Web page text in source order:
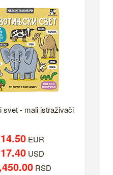
svet - mali istraživači
14.50EUR
17.40USD
RSD